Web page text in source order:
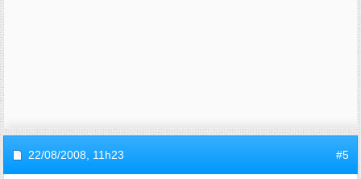
22/08/2008, 11h23 #5